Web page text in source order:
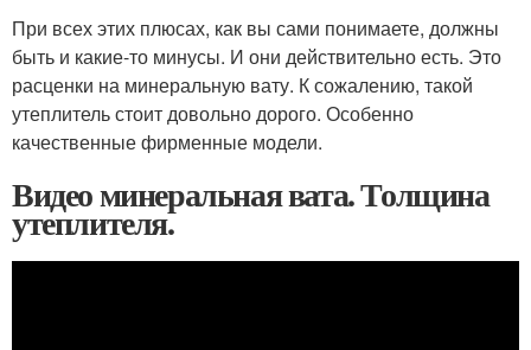
При всех этих плюсах, как вы сами понимаете, должны
быть и какие-то минусы. И они действительно есть. Это
расценки на минеральную вату. К сожалению, такой
утеплитель стоит довольно дорого. Особенно
качественные фирменные модели.
Видео минеральная вата. Толщина
утеплителя.